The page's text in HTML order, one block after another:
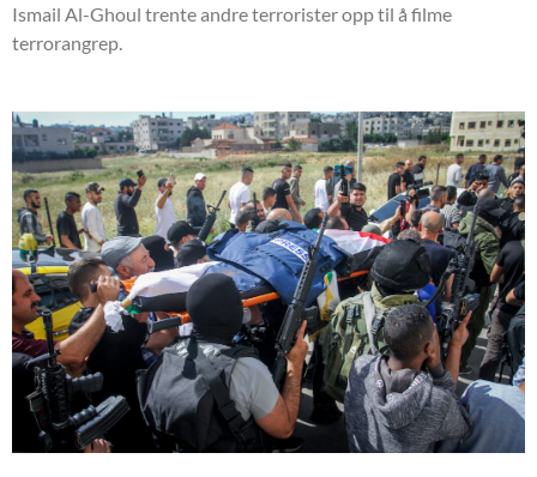
Ismail Al-Ghoul trente andre terrorister opp til å filme
terrorangrep.